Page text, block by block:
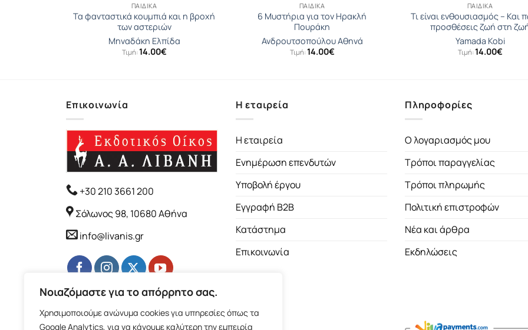
Νοιαζόμαστε για το απόρρητο σας.
Χρησιμοποιούμε ανώνυμα cookies για υπηρεσίες όπως τα
Google Analytics, για να κάνουμε καλύτερη την εμπειρία
ΠΑΙΔΙΚΆ
Τα φανταστικά κουμπιά και η βροχή
των αστεριών
Μηναδάκη Ελπίδα
Τιμή:14.00€
ΠΑΙΔΙΚΆ
6 Μυστήρια για τον Ηρακλή
Πουράκη
Ανδρουτσοπούλου Αθηνά
Τιμή:14.00€
ΠΑΙΔΙΚΆ
Τι είναι ενθουσιασμός – Και
προσθέσεις ζωή στη
Yamada Kobi
Τιμή:14.00€
Επικοινωνία
+30 210 3661 200
Σόλωνος 98, 10680 Αθήνα
info@livanis.gr
Η εταιρεία
Η εταιρεία
Ενημέρωση επενδυτών
Υποβολή έργου
Εγγραφή B2B
Κατάστημα
Επικοινωνία
Πληροφορίες
Ο λογαριασμός μου
Τρόποι παραγγελίας
Τρόποι πληρωμής
Πολιτική επιστροφών
Νέα και άρθρα
Εκδηλώσεις